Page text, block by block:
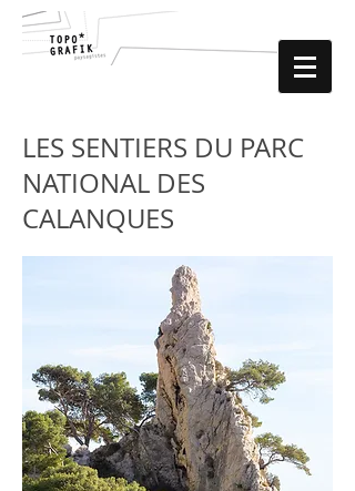
LES SENTIERS DU PARC
NATIONAL DES
CALANQUES